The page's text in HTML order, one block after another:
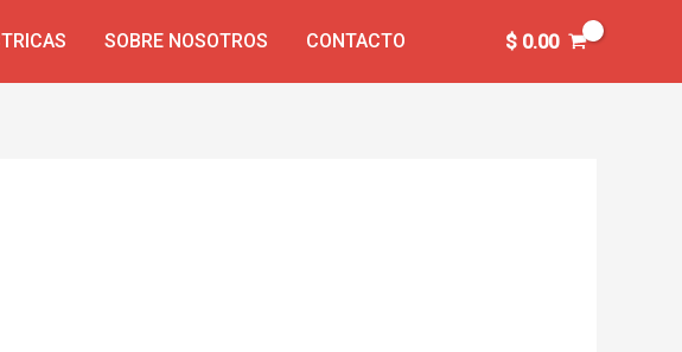
SOBRE NOSOTROS CONTACTO $0.00